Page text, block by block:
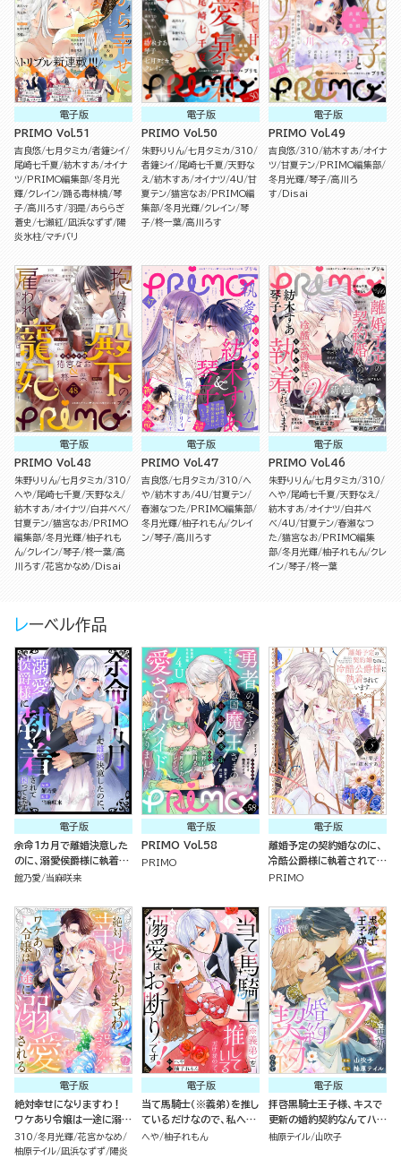
電子版
PRIMO Vol.51
吉良悠 七月タミカ 者鐘シイ
尾崎七千夏 紡木すあ オイナ
ツ
PRIMO編集部 冬月光
輝 クレイン 踊る毒林檎 琴
子 高川ろす 羽是 あららぎ
蒼史
七瀬紅 凪浜なずず 陽
炎氷柱 マチバリ
電子版
PRIMO Vol.50
朱野りりん 七月タミカ 310
者鐘シイ 尾崎七千夏 天野な
え
紡木すあ オイナツ 4U 甘
夏テン 猫宮なお
PRIMO編
集部 冬月光輝 クレイン 琴
子 柊一葉 高川ろす
電子版
PRIMO Vol.49
吉良悠 310 紡木すあ オイナ
ツ 甘夏テン
PRIMO編集部
冬月光輝 琴子 高川ろ
す
Disai
電子版
PRIMO Vol.48
朱野りりん 七月タミカ 310
へや 尾崎七千夏 天野なえ
紡木すあ オイナツ 白井べべ
甘夏テン 猫宮なお
PRIMO
編集部 冬月光輝 柚子れも
ん クレイン 琴子 柊一葉 高
川ろす 花宮かなめ Disai
電子版
PRIMO Vol.47
吉良悠 七月タミカ 310 へ
や 紡木すあ 4U 甘夏テン
春瀬なつた
PRIMO編集部
冬月光輝 柚子れもん クレイ
ン 琴子 高川ろす
電子版
PRIMO Vol.46
朱野りりん 七月タミカ 310
へや 尾崎七千夏 天野なえ
紡木すあ オイナツ 白井べ
べ 4U 甘夏テン 春瀬なつ
た 猫宮なお
PRIMO編集
部 冬月光輝 柚子れもん クレ
イン 琴子 柊一葉
レーベル作品
電子版
余命1カ月で離婚決意した
のに、溺愛侯爵様に執着さ
れて困ってます（単話版）
館乃愛 当麻咲来
電子版
PRIMO Vol.58
PRIMO
電子版
離婚予定の契約婚なのに、
冷酷公爵様に執着されてい
ます （5）
PRIMO
電子版
絶対幸せになりますわ！
ワケあり令嬢は一途に溺愛
される アンソロジーコミッ
ク
310 冬月光輝 花宮かなめ
柚原テイル
凪浜なずず 陽炎
電子版
当て馬騎士（※義弟）を推し
ているだけなので、私への
溺愛はお断りです！（分冊
へや 柚子れもん
電子版
拝啓黒騎士王子様、キスで
更新の婚約契約なんてハー
ドル激高です！（単話版）
柚原テイル 山吹子